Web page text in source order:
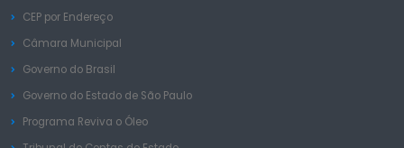
CEP por Endereço
Câmara Municipal
Governo do Brasil
Governo do Estado de São Paulo
Programa Reviva o Óleo